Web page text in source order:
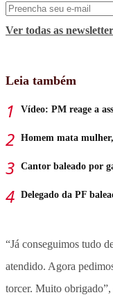
Ver todas as
Leia também
Vídeo: PM reage a
Homem mata
Cantor baleado por
Delegado da PF
“Já conseguimos tudo
atendido. Agora
torcer. Muito